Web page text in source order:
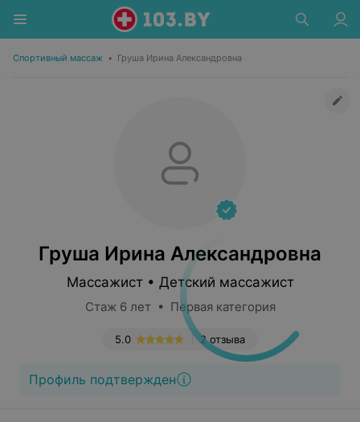
Спортивный массаж • Груша Ирина Александровна
Груша Ирина Александровна
Массажист • Детский массажист
Стаж 6 лет • Первая категория
2 отзыва
5.0
Профиль подтвержден